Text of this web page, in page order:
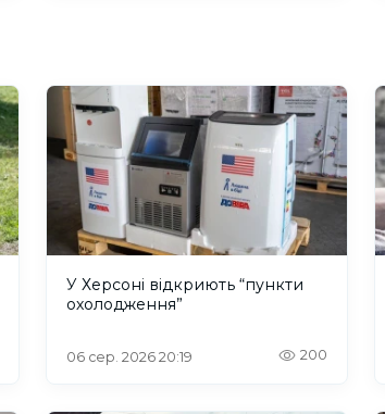
У Херсоні відкриють “пункти
охолодження”
06 сер. 2026 20:19 200